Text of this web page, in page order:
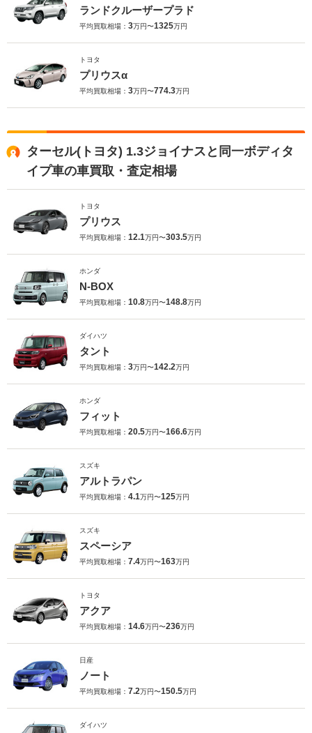
ランドクルーザープラド
平均買取相場： 3万円〜1325万円
トヨタ
プリウスα
平均買取相場： 3万円〜774.3万円
ターセル(トヨタ) 1.3ジョイナスと同一ボディタ
イプ車の車買取・査定相場
トヨタ
プリウス
平均買取相場： 12.1万円〜303.5万円
ホンダ
N-BOX
平均買取相場： 10.8万円〜148.8万円
ダイハツ
タント
平均買取相場： 3万円〜142.2万円
ホンダ
フィット
平均買取相場： 20.5万円〜166.6万円
スズキ
アルトラパン
平均買取相場： 4.1万円〜125万円
スズキ
スペーシア
平均買取相場： 7.4万円〜163万円
トヨタ
アクア
平均買取相場： 14.6万円〜236万円
日産
ノート
平均買取相場： 7.2万円〜150.5万円
ダイハツ